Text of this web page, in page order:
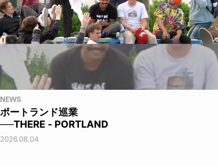
NEWS
ポートランド巡業
──THERE - PORTLAND
2026.08.04